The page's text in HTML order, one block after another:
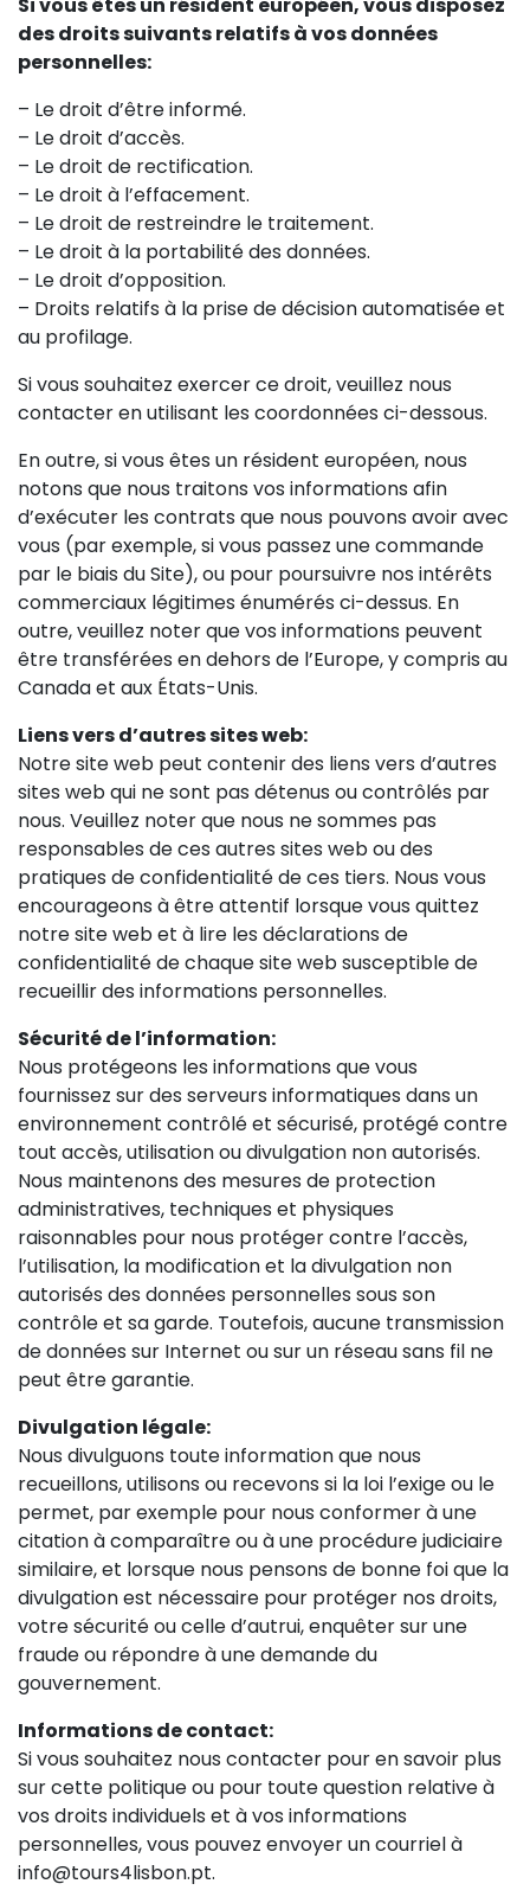
des droits suivants relatifs à vos données
personnelles:
– Le droit d’être informé.
– Le droit d’accès.
– Le droit de rectification.
– Le droit à l’effacement.
– Le droit de restreindre le traitement.
– Le droit à la portabilité des données.
– Le droit d’opposition.
– Droits relatifs à la prise de décision automatisée et
au profilage.
Si vous souhaitez exercer ce droit, veuillez nous
contacter en utilisant les coordonnées ci-dessous.
En outre, si vous êtes un résident européen, nous
notons que nous traitons vos informations afin
d’exécuter les contrats que nous pouvons avoir avec
vous (par exemple, si vous passez une commande
par le biais du Site), ou pour poursuivre nos intérêts
commerciaux légitimes énumérés ci-dessus. En
outre, veuillez noter que vos informations peuvent
être transférées en dehors de l’Europe, y compris au
Canada et aux États-Unis.
Liens vers d’autres sites web:
Notre site web peut contenir des liens vers d’autres
sites web qui ne sont pas détenus ou contrôlés par
nous. Veuillez noter que nous ne sommes pas
responsables de ces autres sites web ou des
pratiques de confidentialité de ces tiers. Nous vous
encourageons à être attentif lorsque vous quittez
notre site web et à lire les déclarations de
confidentialité de chaque site web susceptible de
recueillir des informations personnelles.
Sécurité de l’information:
Nous protégeons les informations que vous
fournissez sur des serveurs informatiques dans un
environnement contrôlé et sécurisé, protégé contre
tout accès, utilisation ou divulgation non autorisés.
Nous maintenons des mesures de protection
administratives, techniques et physiques
raisonnables pour nous protéger contre l’accès,
l’utilisation, la modification et la divulgation non
autorisés des données personnelles sous son
contrôle et sa garde. Toutefois, aucune transmission
de données sur Internet ou sur un réseau sans fil ne
peut être garantie.
Divulgation légale:
Nous divulguons toute information que nous
recueillons, utilisons ou recevons si la loi l’exige ou le
permet, par exemple pour nous conformer à une
citation à comparaître ou à une procédure judiciaire
similaire, et lorsque nous pensons de bonne foi que la
divulgation est nécessaire pour protéger nos droits,
votre sécurité ou celle d’autrui, enquêter sur une
fraude ou répondre à une demande du
gouvernement.
Informations de contact:
Si vous souhaitez nous contacter pour en savoir plus
sur cette politique ou pour toute question relative à
vos droits individuels et à vos informations
personnelles, vous pouvez envoyer un courriel à
info@tours4lisbon.pt.